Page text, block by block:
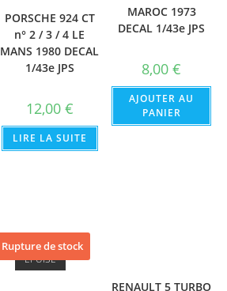
PORSCHE 924 CT
n° 2 / 3 / 4 LE
MANS 1980 DECAL
1/43e JPS
12,00 €
LIRE LA SUITE
MAROC 1973
DECAL 1/43e JPS
8,00€
AJOUTER AU
PANIER
Rupture de stock
ÉPUISÉ
RENAULT 5 TURBO